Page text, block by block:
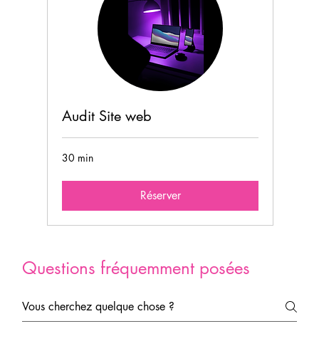
Audit Site web
30 min
Réserver
Questions fréquemment posées